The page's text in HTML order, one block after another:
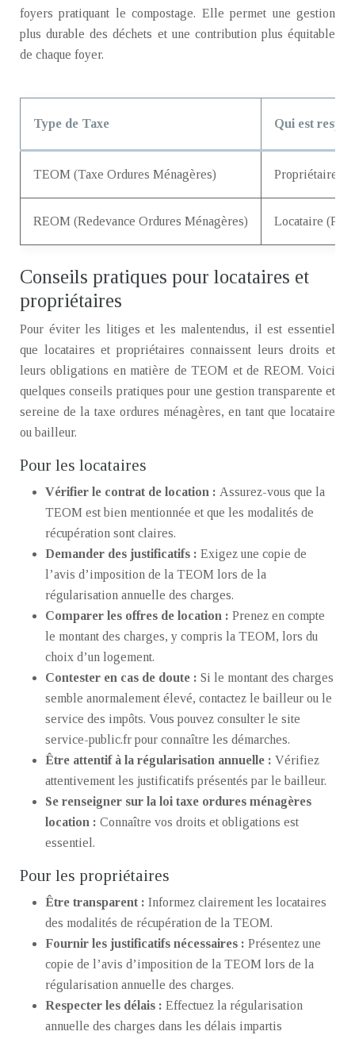
foyers pratiquant le compostage. Elle permet une gestion
plus durable des déchets et une contribution plus équitable
de chaque foyer.
Type de Taxe Qui est
TEOM (Taxe Ordures Ménagères) Propriétaire
REOM (Redevance Ordures Ménagères) Locataire
Conseils pratiques pour locataires et
propriétaires
Pour éviter les litiges et les malentendus, il est essentiel
que locataires et propriétaires connaissent leurs droits et
leurs obligations en matière de TEOM et de REOM. Voici
quelques conseils pratiques pour une gestion transparente et
sereine de la taxe ordures ménagères, en tant que locataire
ou bailleur.
Pour les locataires
Vérifier le contrat de location : Assurez-vous que la
TEOM est bien mentionnée et que les modalités de
récupération sont claires.
Demander des justificatifs : Exigez une copie de
l’avis d’imposition de la TEOM lors de la
régularisation annuelle des charges.
Comparer les offres de location : Prenez en compte
le montant des charges, y compris la TEOM, lors du
choix d’un logement.
Contester en cas de doute : Si le montant des charges
semble anormalement élevé, contactez le bailleur ou le
service des impôts. Vous pouvez consulter le site
service-public.fr pour connaître les démarches.
Être attentif à la régularisation annuelle : Vérifiez
attentivement les justificatifs présentés par le bailleur.
Se renseigner sur la loi taxe ordures ménagères
location : Connaître vos droits et obligations est
essentiel.
Pour les propriétaires
Être transparent : Informez clairement les locataires
des modalités de récupération de la TEOM.
Fournir les justificatifs nécessaires : Présentez une
copie de l’avis d’imposition de la TEOM lors de la
régularisation annuelle des charges.
Respecter les délais : Effectuez la régularisation
annuelle des charges dans les délais impartis